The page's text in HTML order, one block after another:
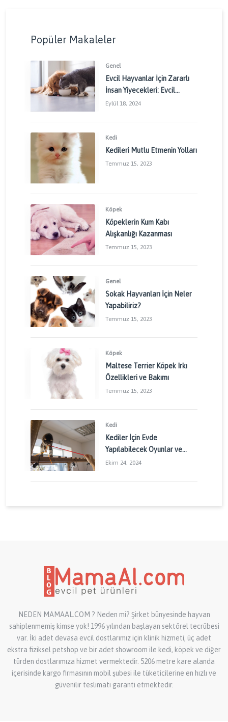
Popüler Makaleler
Genel
Evcil Hayvanlar İçin Zararlı
İnsan Yiyecekleri: Evcil
Dostlarınızı Korumak İçin
Eylül 18, 2024
Kedi
Kedileri Mutlu Etmenin Yolları
Temmuz 15, 2023
Köpek
Köpeklerin Kum Kabı
Alışkanlığı Kazanması
Temmuz 15, 2023
Genel
Sokak Hayvanları İçin Neler
Yapabiliriz?
Temmuz 15, 2023
Köpek
Maltese Terrier Köpek Irkı
Özellikleri ve Bakımı
Temmuz 15, 2023
Kedi
Kediler İçin Evde
Yapılabilecek Oyunlar ve
Aktiviteler: Kedinizin
Ekim 24, 2024
NEDEN MAMAAL.COM ? Neden mi? Şirket bünyesinde hayvan
sahiplenmemiş kimse yok! 1996 yılından başlayan sektörel tecrübesi
var. İki adet devasa evcil dostlarımız için klinik hizmeti, üç adet
ekstra fiziksel petshop ve bir adet showroom ile kedi, köpek ve diğer
türden dostlarımıza hizmet vermektedir. 5206 metre kare alanda
içerisinde kargo firmasının mobil şubesi ile tüketicilerine en hızlı ve
güvenilir teslimatı garanti etmektedir.